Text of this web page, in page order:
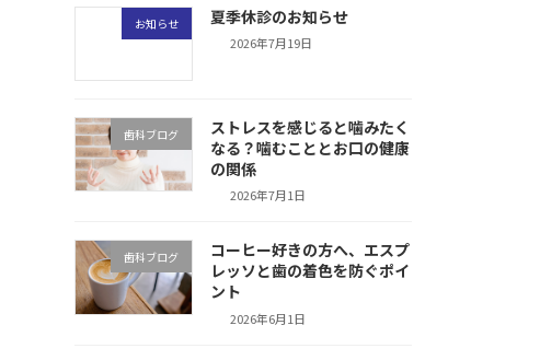
お知らせ 夏季休診のお知らせ
2026年7月19日
歯科ブログ
ストレスを感じると噛みたく
なる？噛むこととお口の健康
の関係
2026年7月1日
歯科ブログ
コーヒー好きの方へ、エスプ
レッソと歯の着色を防ぐポイ
ント
2026年6月1日